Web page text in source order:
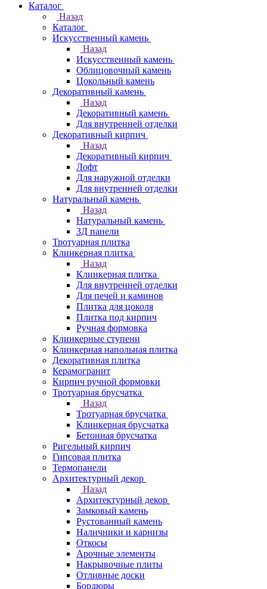
Каталог
Назад
Каталог
Искусственный камень
Назад
Искусственный камень
Облицовочный камень
Цокольный камень
Декоративный камень
Назад
Декоративный камень
Для внутренней отделки
Декоративный кирпич
Назад
Декоративный кирпич
Лофт
Для наружной отделки
Для внутренней отделки
Натуральный камень
Назад
Натуральный камень
3Д панели
Тротуарная плитка
Клинкерная плитка
Назад
Клинкерная плитка
Для внутренней отделки
Для печей и каминов
Плитка для цоколя
Плитка под кирпич
Ручная формовка
Клинкерные ступени
Клинкерная напольная плитка
Декоративная плитка
Керамогранит
Кирпич ручной формовки
Тротуарная брусчатка
Назад
Тротуарная брусчатка
Клинкерная брусчатка
Бетонная брусчатка
Ригельный кирпич
Гипсовая плитка
Термопанели
Архитектурный декор
Назад
Архитектурный декор
Замковый камень
Рустованный камень
Наличники и карнизы
Откосы
Арочные элементы
Накрывочные плиты
Отливные доски
Бордюры